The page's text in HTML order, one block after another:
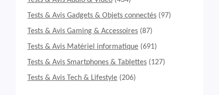
Tests & Avis Gadgets & Objets connectés (97)
Tests & Avis Gaming & Accessoires (87)
Tests & Avis Matériel informatique (691)
Tests & Avis Smartphones & Tablettes (127)
Tests & Avis Tech & Lifestyle (206)